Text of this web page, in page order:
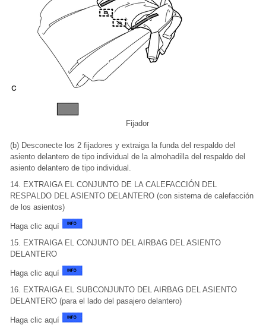
Fijador
(b) Desconecte los 2 fijadores y extraiga la funda del respaldo del
asiento delantero de tipo individual de la almohadilla del respaldo del
asiento delantero de tipo individual.
14. EXTRAIGA EL CONJUNTO DE LA CALEFACCIÓN DEL
RESPALDO DEL ASIENTO DELANTERO (con sistema de calefacción
de los asientos)
Haga clic aquí
15. EXTRAIGA EL CONJUNTO DEL AIRBAG DEL ASIENTO
DELANTERO
Haga clic aquí
16. EXTRAIGA EL SUBCONJUNTO DEL AIRBAG DEL ASIENTO
DELANTERO (para el lado del pasajero delantero)
Haga clic aquí